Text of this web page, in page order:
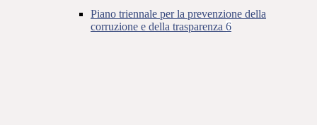
Piano triennale per la prevenzione della
corruzione e della trasparenza 6